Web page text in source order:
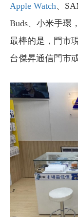
Apple Watch、
Buds、 小米手環
最棒的是，門市
台傑昇通信門市